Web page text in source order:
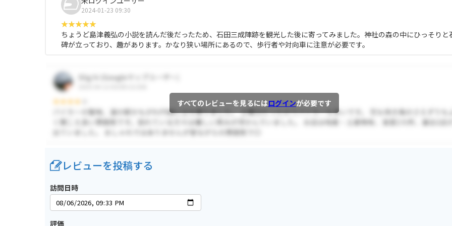
2024-01-23 09:30
ちょうど島津義弘の小説を読んだ後だったため、石田三成陣跡を観光した後に寄ってみました。神社の森の中にひっそりと
碑が立っており、趣があります。かなり狭い場所にあるので、歩行者や対向車に注意が必要です。
すべてのレビューを見るにはログインが必要です
レビューを投稿する
訪問日時
評価